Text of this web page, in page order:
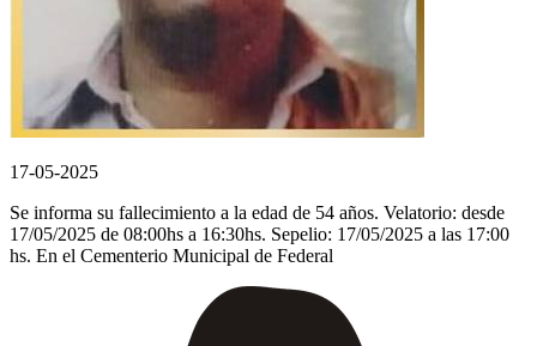
17-05-2025
Se informa su fallecimiento a la edad de 54 años. Velatorio: desde
17/05/2025 de 08:00hs a 16:30hs. Sepelio: 17/05/2025 a las 17:00
hs. En el Cementerio Municipal de Federal